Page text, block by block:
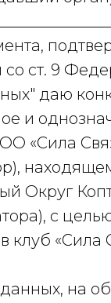
со ст. 9
даю
и
«Сила
Округ
с
клуб «Сила
на